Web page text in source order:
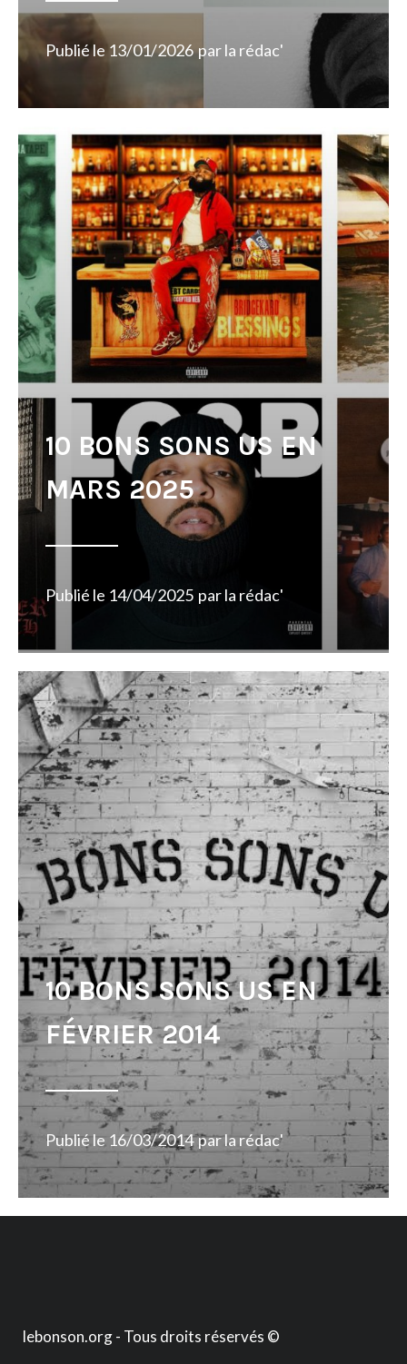
Publié le 13/01/2026 parla rédac'
10 BONS SONS US EN
MARS 2025
Publié le 14/04/2025 parla rédac'
10 BONS SONS US EN
FÉVRIER 2014
Publié le 16/03/2014 parla rédac'
lebonson.org - Tous droits réservés ©